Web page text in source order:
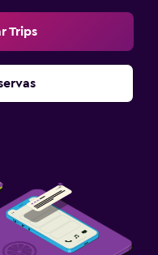
Trips